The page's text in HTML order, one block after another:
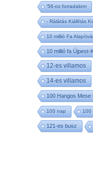
'56-os forradalom
- Rálátás Kiállítás
10 millió Fa
10 millió fa
12-es villamos
14-es villamos
100 Hangos Mese
100 nap 100
121-es busz